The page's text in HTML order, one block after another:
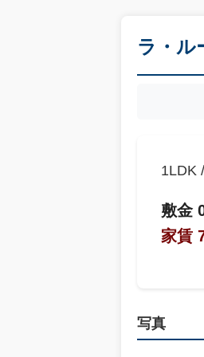
ラ・ル
1LDK
敷金
家賃
写真